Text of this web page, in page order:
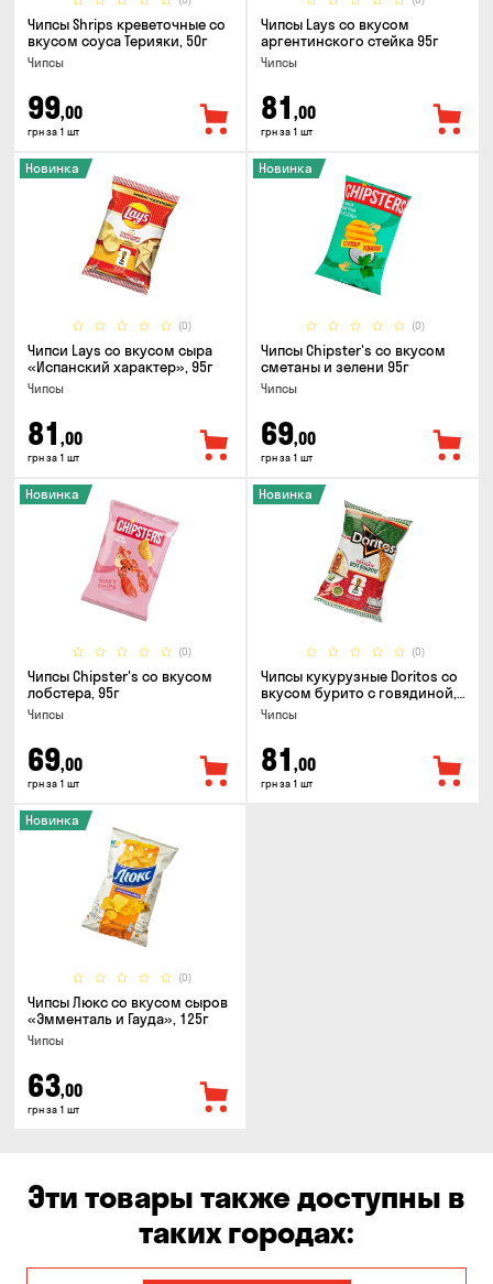
Чипсы Shrips креветочные со
вкусом соуса Терияки, 50г
Чипсы
99,00
грн за 1 шт
Чипсы Lays со вкусом
аргентинского стейка 95г
Чипсы
81 ,00
грн за 1 шт
(0)
Новинка
Чипси Lays со вкусом сыра
«Испанский характер», 95г
Чипсы
81 ,00
грн за 1 шт
(0)
Новинка
Чипсы Chipster's со вкусом
сметаны и зелени 95г
Чипсы
69,00
грн за 1 шт
(0)
Новинка
Чипсы Chipster's со вкусом
лобстера, 95г
Чипсы
69,00
грн за 1 шт
(0)
Новинка
Чипсы кукурузные Doritos со
вкусом бурито с говядиной,
90г
Чипсы
81 ,00
грн за 1 шт
(0)
Новинка
Чипсы Люкс со вкусом сыров
«Эмменталь и Гауда», 125г
Чипсы
63,00
грн за 1 шт
Эти товары также доступны в
таких городах: